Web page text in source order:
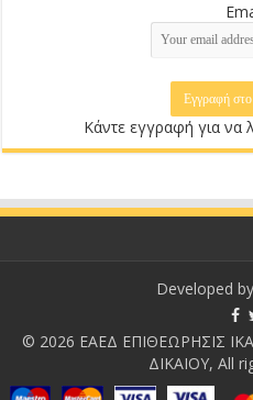
Κάντε εγγραφή για να
Developed by
© 2026 ΕΑΕΔ ΕΠΙΘΕΩΡΗΣΙΣ
ΔΙΚΑΙΟΥ, All